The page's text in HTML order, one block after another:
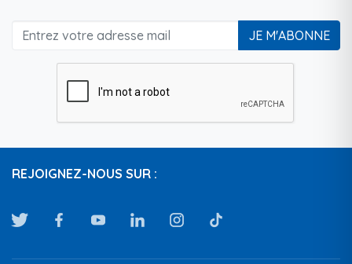
JE M'ABONNE
REJOIGNEZ-NOUS SUR :